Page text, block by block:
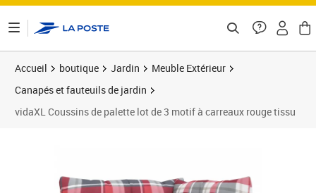
Accueil boutique Jardin
Meuble Extérieur
Canapés et fauteuils de jardin
vidaXL Coussins de palette lot de 3 motif à carreaux rouge tissu